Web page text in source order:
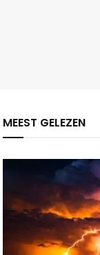
MEEST GELEZEN